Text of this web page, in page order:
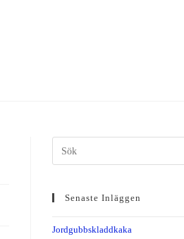
Senaste Inläggen
Jordgubbskladdkaka